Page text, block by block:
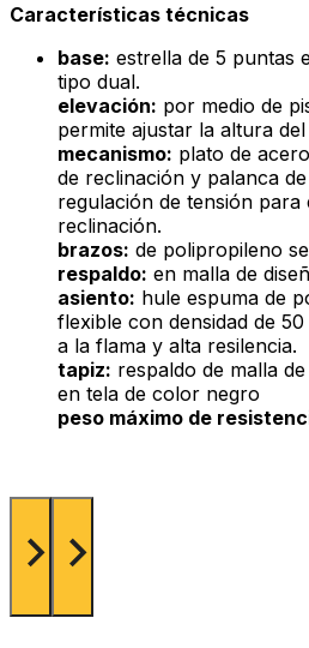
Características técnicas
base: estrella de 5 puntas
tipo dual.
elevación: por medio de
permite ajustar la altura del
mecanismo: plato de
de reclinación y palanca
regulación de tensión para
reclinación.
brazos: de polipropileno
respaldo: en malla de
asiento: hule espuma de
flexible con densidad de
a la flama y alta resilencia.
tapiz: respaldo de malla
en tela de color negro
peso máximo de